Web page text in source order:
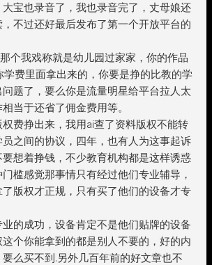
宝也录音了，我也录音完了，丈母娘还
不过还好最后发布了第一个开放平台的
个我戏称就是幼儿园过家家，你的作品
费里面拿出来的，你要是挣的比教的学
题了，要么你是流量明星给平台拉人太
当于还省了佣金费用等。
费挣出来，我用ai查了资料版权不能转
之间的协议，四年，也有人为这事起诉
想着挣钱，不少教育机构都是这样诱惑
槛感觉那事情只有经过他们专业辅导，
版权才正规，只有买了他们的设备才专
的成功，设备肯定不是他们贴牌的设备
个你能拿到的都是别人不要的，好的内
么买不到.另外几百年前的好文章也不